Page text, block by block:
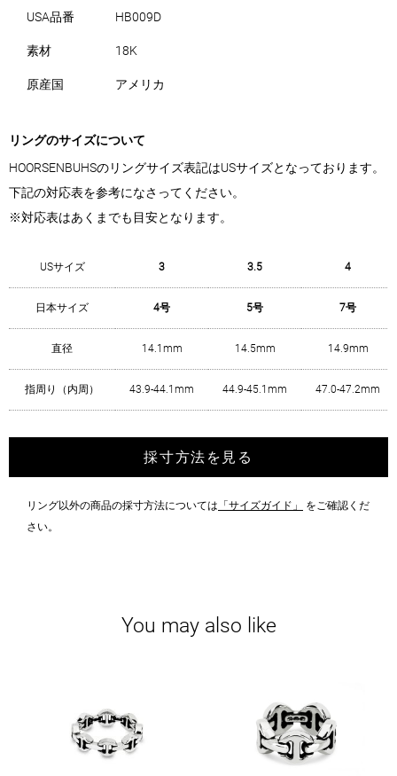
USA品番 HB009D
素材 18K
原産国 アメリカ
リングのサイズについて
HOORSENBUHSのリングサイズ表記はUSサイズとなっております。
下記の対応表を参考になさってください。
※対応表はあくまでも目安となります。
USサイズ 3 3.5 4
日本サイズ 4号 5号 7号
直径 14.1mm 14.5mm 14.9mm
指周り（内周） 43.9-44.1mm 44.9-45.1mm 47.0-47.2mm
採寸方法を見る
リング以外の商品の採寸方法については 「サイズガイド」
をご確認くだ
さい。
You may also like